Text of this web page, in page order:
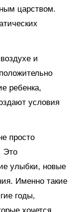
царством.
и
ребенка,
условия
просто
Это
улыбки, новые
Именно такие
годы,